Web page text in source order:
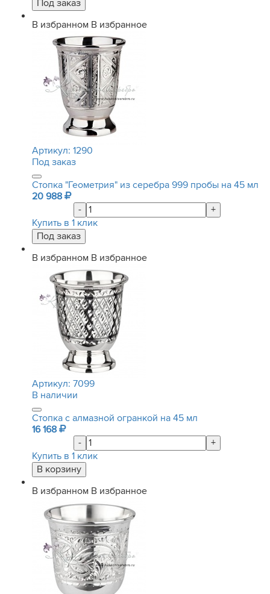
В избранном В избранное
Артикул: 1290
Под заказ
Стопка "Геометрия" из серебра 999 пробы на 45 мл
20 988
-
+
Купить в 1 клик
В избранном В избранное
Артикул: 7099
В наличии
Стопка с алмазной огранкой на 45 мл
16 168
-
+
Купить в 1 клик
В избранном В избранное